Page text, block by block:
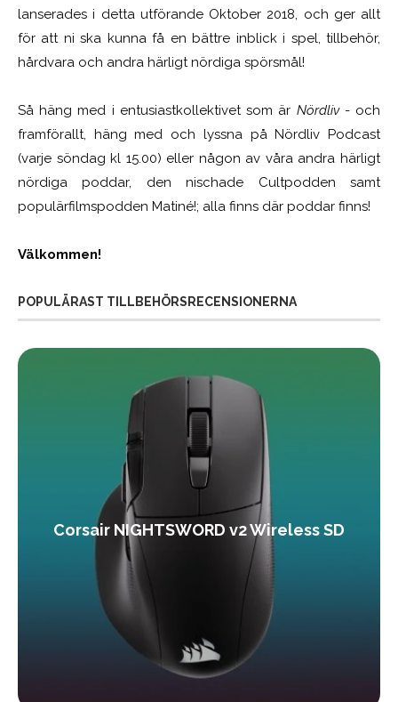
lanserades i detta utförande Oktober 2018, och ger allt
för att ni ska kunna få en bättre inblick i spel, tillbehör,
hårdvara och andra härligt nördiga spörsmål!
Så häng med i entusiastkollektivet som är Nördliv- och
framförallt, häng med och lyssna på Nördliv Podcast
(varje söndag kl 15.00) eller någon av våra andra härligt
nördiga poddar, den nischade Cultpodden samt
populärfilmspodden Matiné!; alla finns där poddar finns!
Välkommen!
POPULÄRAST TILLBEHÖRSRECENSIONERNA
Corsair NIGHTSWORD v2 Wireless SD